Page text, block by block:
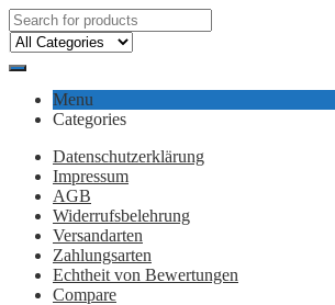
Menu
Categories
Datenschutzerklärung
Impressum
AGB
Widerrufsbelehrung
Versandarten
Zahlungsarten
Echtheit von Bewertungen
Compare